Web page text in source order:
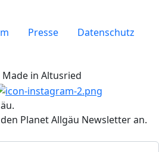
Presse
Datenschutz
in Altusried
Planet Allgäu Newsletter an.